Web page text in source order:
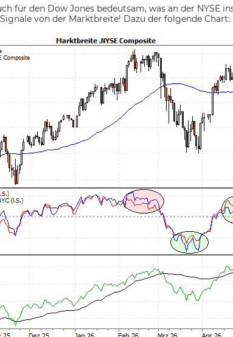
für den Dow Jones bedeutsam, was an der NYSE
von der Marktbreite! Dazu der folgende Chart: